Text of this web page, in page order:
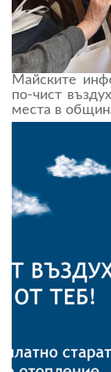
Майските
по-чист
места в